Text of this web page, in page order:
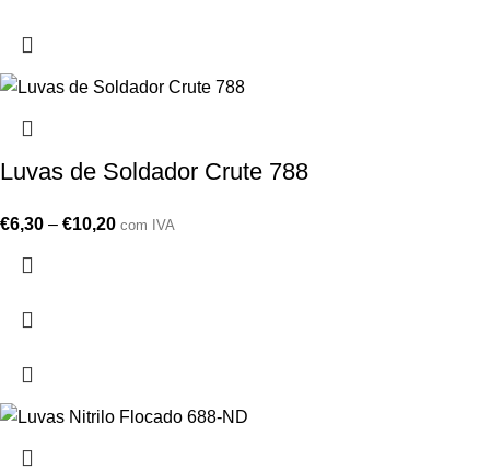
Luvas de Soldador Crute 788
€6,30 – €10,20 com IVA